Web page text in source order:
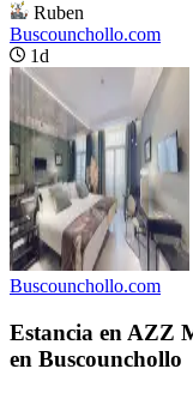
Ruben
Buscounchollo.com
1d
Buscounchollo.com
Estancia en AZZ
en Buscounchollo